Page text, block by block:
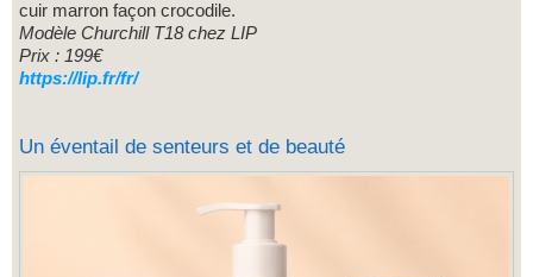
cuir marron façon crocodile.
Modèle Churchill T18 chez LIP
Prix : 199€
https://lip.fr/fr/
Un éventail de senteurs et de beauté